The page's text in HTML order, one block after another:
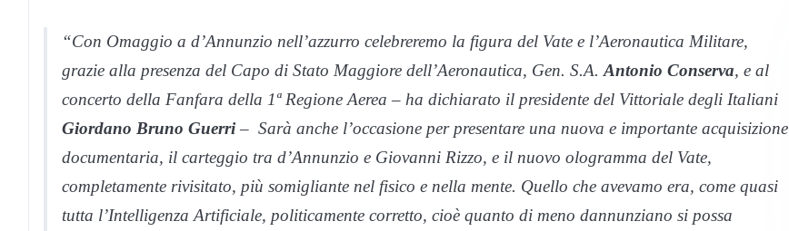
“Con Omaggio a d’Annunzio nell’azzurro celebreremo la figura del Vate e l’Aeronautica Militare,
grazie alla presenza del Capo di Stato Maggiore dell’Aeronautica, Gen. S.A.Antonio Conserva, e al
concerto della Fanfara della 1ª Regione Aerea – ha dichiarato il presidente del Vittoriale degli Italiani
Giordano Bruno Guerri– Sarà anche l’occasione per presentare una nuova e importante acquisizione
documentaria, il carteggio tra d’Annunzio e Giovanni Rizzo, e il nuovo ologramma del Vate,
completamente rivisitato, più somigliante nel fisico e nella mente. Quello che avevamo era, come quasi
tutta l’Intelligenza Artificiale, politicamente corretto, cioè quanto di meno dannunziano si possa